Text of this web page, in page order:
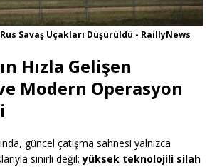
Savaş Uçakları Düşürüldü - RaillyNews
Hızla Gelişen
Modern Operasyon
güncel çatışma sahnesi yalnızca
sınırlı değil;yüksek teknolojili silah